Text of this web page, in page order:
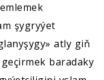
şygryýet
atly giň
baradaky